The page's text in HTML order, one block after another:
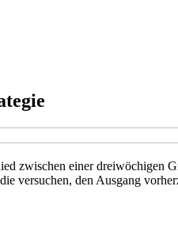
zwischen einer dreiwöchigen
versuchen, den Ausgang